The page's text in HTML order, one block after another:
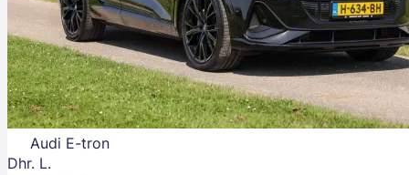
Audi E-tron
Dhr. L.